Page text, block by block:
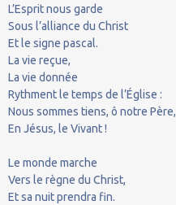
L’Esprit nous garde
Sous l’alliance du Christ
Et le signe pascal.
La vie reçue,
La vie donnée
Rythment le temps de l’Église :
Nous sommes tiens, ô notre Père,
En Jésus, le Vivant !
Le monde marche
Vers le règne du Christ,
Et sa nuit prendra fin.